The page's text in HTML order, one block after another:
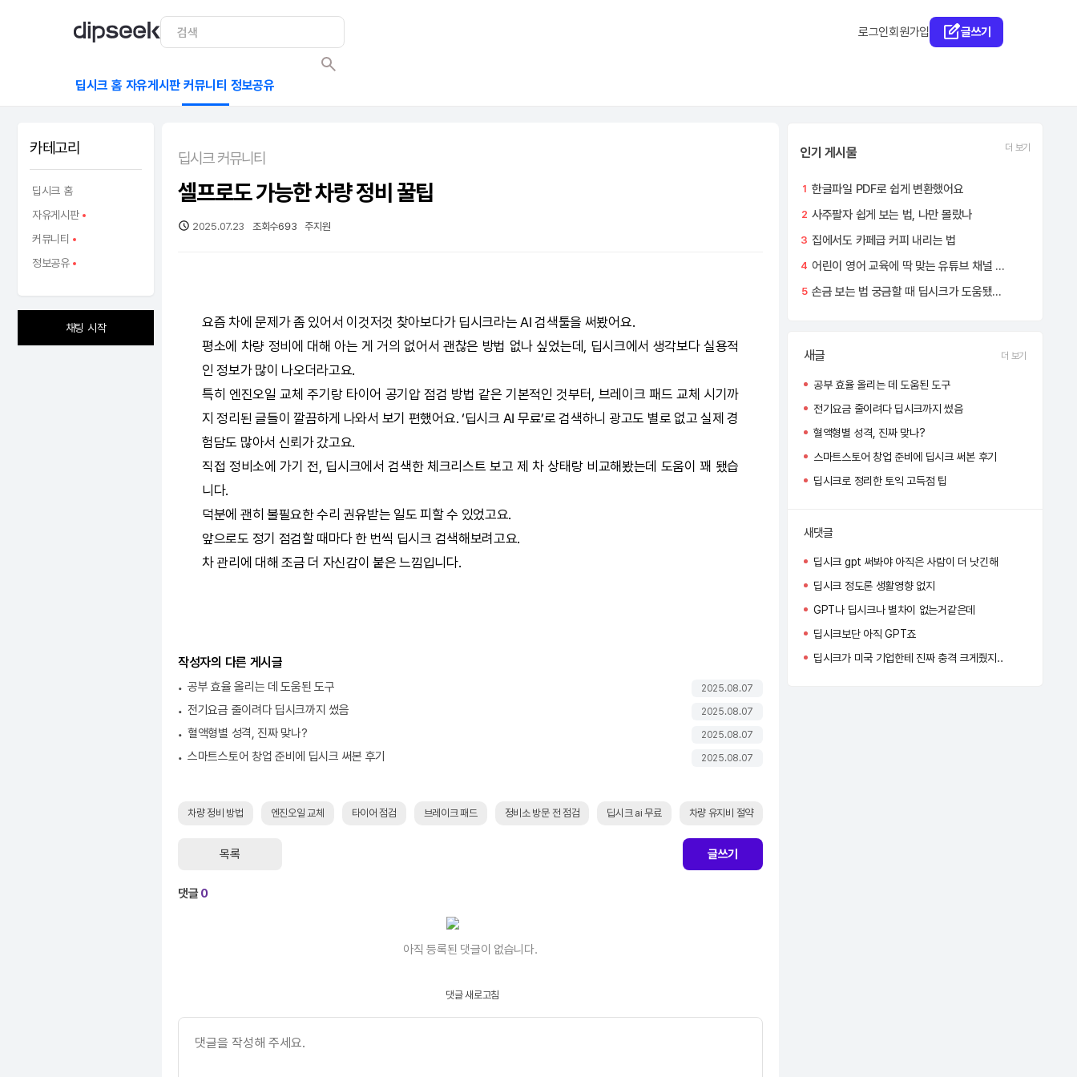
로그인회원가입 글쓰기
딥시크 홈 자유게시판 커뮤니티 정보공유
카테고리
딥시크 홈
자유게시판
커뮤니티
정보공유
채팅 시작
딥시크 커뮤니티
셀프로도 가능한 차량 정비 꿀팁
2025.07.23 조회수693 주지원
요즘 차에 문제가 좀 있어서 이것저것 찾아보다가 딥시크라는AI 검색툴을 써봤어요.
평소에 차량 정비에 대해 아는 게 거의 없어서 괜찮은 방법 없나 싶었는데, 딥시크에서 생각보다 실용적
인 정보가 많이 나오더라고요.
특히 엔진오일 교체 주기랑 타이어 공기압 점검 방법 같은 기본적인 것부터, 브레이크 패드 교체 시기까
지 정리된 글들이 깔끔하게 나와서 보기 편했어요. ‘딥시크 AI 무료’로 검색하니 광고도 별로 없고 실제 경
험담도 많아서 신뢰가 갔고요.
직접 정비소에 가기 전, 딥시크에서 검색한 체크리스트 보고 제 차 상태랑 비교해봤는데 도움이 꽤 됐습
니다.
덕분에 괜히 불필요한 수리 권유받는 일도 피할 수 있었고요.
앞으로도 정기 점검할 때마다 한 번씩 딥시크 검색해보려고요.
차 관리에 대해 조금 더 자신감이 붙은 느낌입니다.
작성자의 다른 게시글
공부 효율 올리는 데 도움된 도구 2025.08.07
전기요금 줄이려다 딥시크까지 썼음 2025.08.07
혈액형별 성격, 진짜 맞나? 2025.08.07
스마트스토어 창업 준비에 딥시크 써본 후기 2025.08.07
차량 정비 방법 엔진오일 교체 타이어 점검 브레이크 패드 정비소 방문 전 점검 딥시크 ai 무료 차량 유지비 절약
목록 글쓰기
댓글0
아직 등록된 댓글이 없습니다.
댓글 새로고침
인기 게시물 더 보기
1 한글파일 PDF로 쉽게 변환했어요
2 사주팔자 쉽게 보는 법, 나만 몰랐나
3 집에서도 카페급 커피 내리는 법
4 어린이 영어 교육에 딱 맞는 유튜브 채널 추천
5 손금 보는 법 궁금할 때 딥시크가 도움됐어요
새글 더 보기
공부 효율 올리는 데 도움된 도구
전기요금 줄이려다 딥시크까지 썼음
혈액형별 성격, 진짜 맞나?
스마트스토어 창업 준비에 딥시크 써본 후기
딥시크로 정리한 토익 고득점 팁
새댓글
딥시크 gpt 써봐야 아직은 사람이 더 낫긴해
딥시크 정도론 생활영향 없지
GPT나 딥시크나 별차이 없는거같은데
딥시크보단 아직 GPT죠
딥시크가 미국 기업한테 진짜 충격 크게줬지..